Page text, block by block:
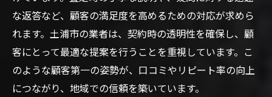
な返答など、顧客の満足度を高めるための対応が求めら
れます。土浦市の業者は、契約時の透明性を確保し、顧
客にとって最適な提案を行うことを重視しています。こ
のような顧客第一の姿勢が、口コミやリピート率の向上
につながり、地域での信頼を築いています。